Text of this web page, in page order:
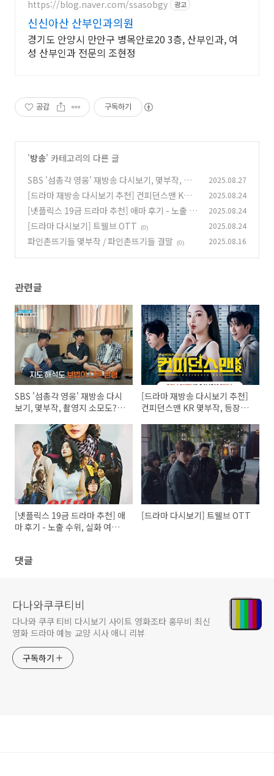
https://blog.naver.com/ssasobgy 광고
신신아산 산부인과의원
경기도 안양시 만안구 병목안로20 3층, 산부인과, 여
성 산부인과 전문의 조현정
공감 구독하기
'방송' 카테고리의 다른 글
SBS '섬총각 영웅' 재방송 다시보기, 몇부작, 촬
영지 소모도? 가는길, 배편, 숙박, 소모도항 (0)
2025.08.27
[드라마 재방송 다시보기 추천] 컨피던스맨 KR
몇부작, 등장인물 출연진
(0)
2025.08.24
[넷플릭스 19금 드라마 추천] 애마 후기 - 노출 수
위, 실화 여부, 몇부작, 줄거리, 결말
2025.08.24
[드라마 다시보기] 트웰브 OTT (0) 2025.08.24
파인촌뜨기들 몇부작 / 파인촌뜨기들 결말 (0) 2025.08.16
관련글
SBS '섬총각 영웅' 재방송 다시
보기, 몇부작, 촬영지 소모도? 가
[드라마 재방송 다시보기 추천]
컨피던스맨 KR 몇부작, 등장인
[넷플릭스 19금 드라마 추천] 애
마 후기 - 노출 수위, 실화 여부,
[드라마 다시보기] 트웰브 OTT
댓글
다나와쿠쿠티비
다나와 쿠쿠 티비 다시보기 사이트 영화조타 홍무비 최신
영화 드라마 예능 교양 시사 애니 리뷰
구독하기